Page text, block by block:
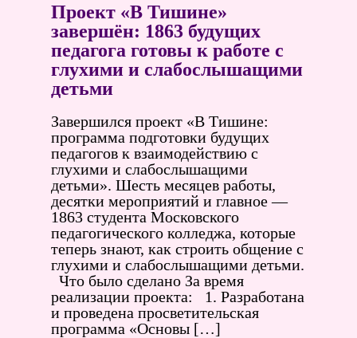
Проект «В Тишине»
завершён: 1863 будущих
педагога готовы к работе с
глухими и слабослышащими
детьми
Завершился проект «В Тишине:
программа подготовки будущих
педагогов к взаимодействию с
глухими и слабослышащими
детьми». Шесть месяцев работы,
десятки мероприятий и главное —
1863 студента Московского
педагогического колледжа, которые
теперь знают, как строить общение с
глухими и слабослышащими детьми.
Что было сделано За время
реализации проекта: 1. Разработана
и проведена просветительская
программа «Основы […]